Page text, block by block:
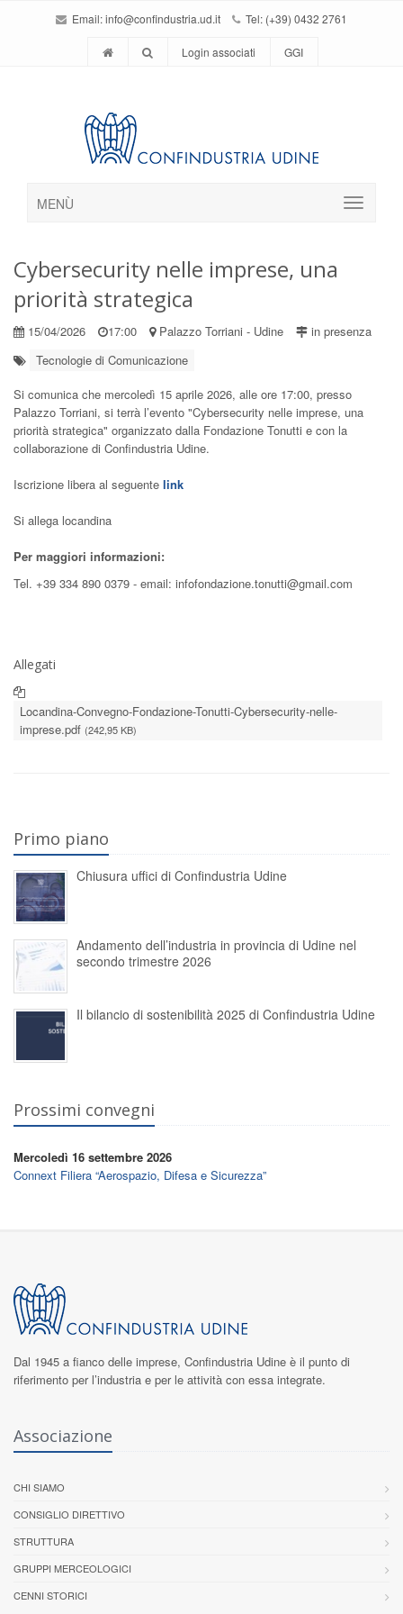
Email:info@confindustria.ud.it Tel: (+39) 0432 2761
Login associati GGI
MENÙ
Cybersecurity nelle imprese, una
priorità strategica
15/04/2026 17:00 Palazzo Torriani - Udine
in presenza
Tecnologie di Comunicazione
Si comunica che mercoledì 15 aprile 2026, alle ore 17:00, presso
Palazzo Torriani, si terrà l’evento "Cybersecurity nelle imprese, una
priorità strategica" organizzato dalla Fondazione Tonutti e con la
collaborazione di Confindustria Udine.
Iscrizione libera al seguente link
Si allega locandina
Per maggiori informazioni:
Tel. +39 334 890 0379 - email: infofondazione.tonutti@gmail.com
Allegati
Locandina-Convegno-Fondazione-Tonutti-Cybersecurity-nelle-
imprese.pdf (242,95 KB)
Primo piano
Chiusura uffici di Confindustria Udine
Andamento dell’industria in provincia di Udine nel
secondo trimestre 2026
Il bilancio di sostenibilità 2025 di Confindustria Udine
Prossimi convegni
Mercoledì 16 settembre 2026
Connext Filiera “Aerospazio, Difesa e Sicurezza”
Dal 1945 a fianco delle imprese, Confindustria Udine è il punto di
riferimento per l’industria e per le attività con essa integrate.
Associazione
CHI SIAMO
CONSIGLIO DIRETTIVO
STRUTTURA
GRUPPI MERCEOLOGICI
CENNI STORICI